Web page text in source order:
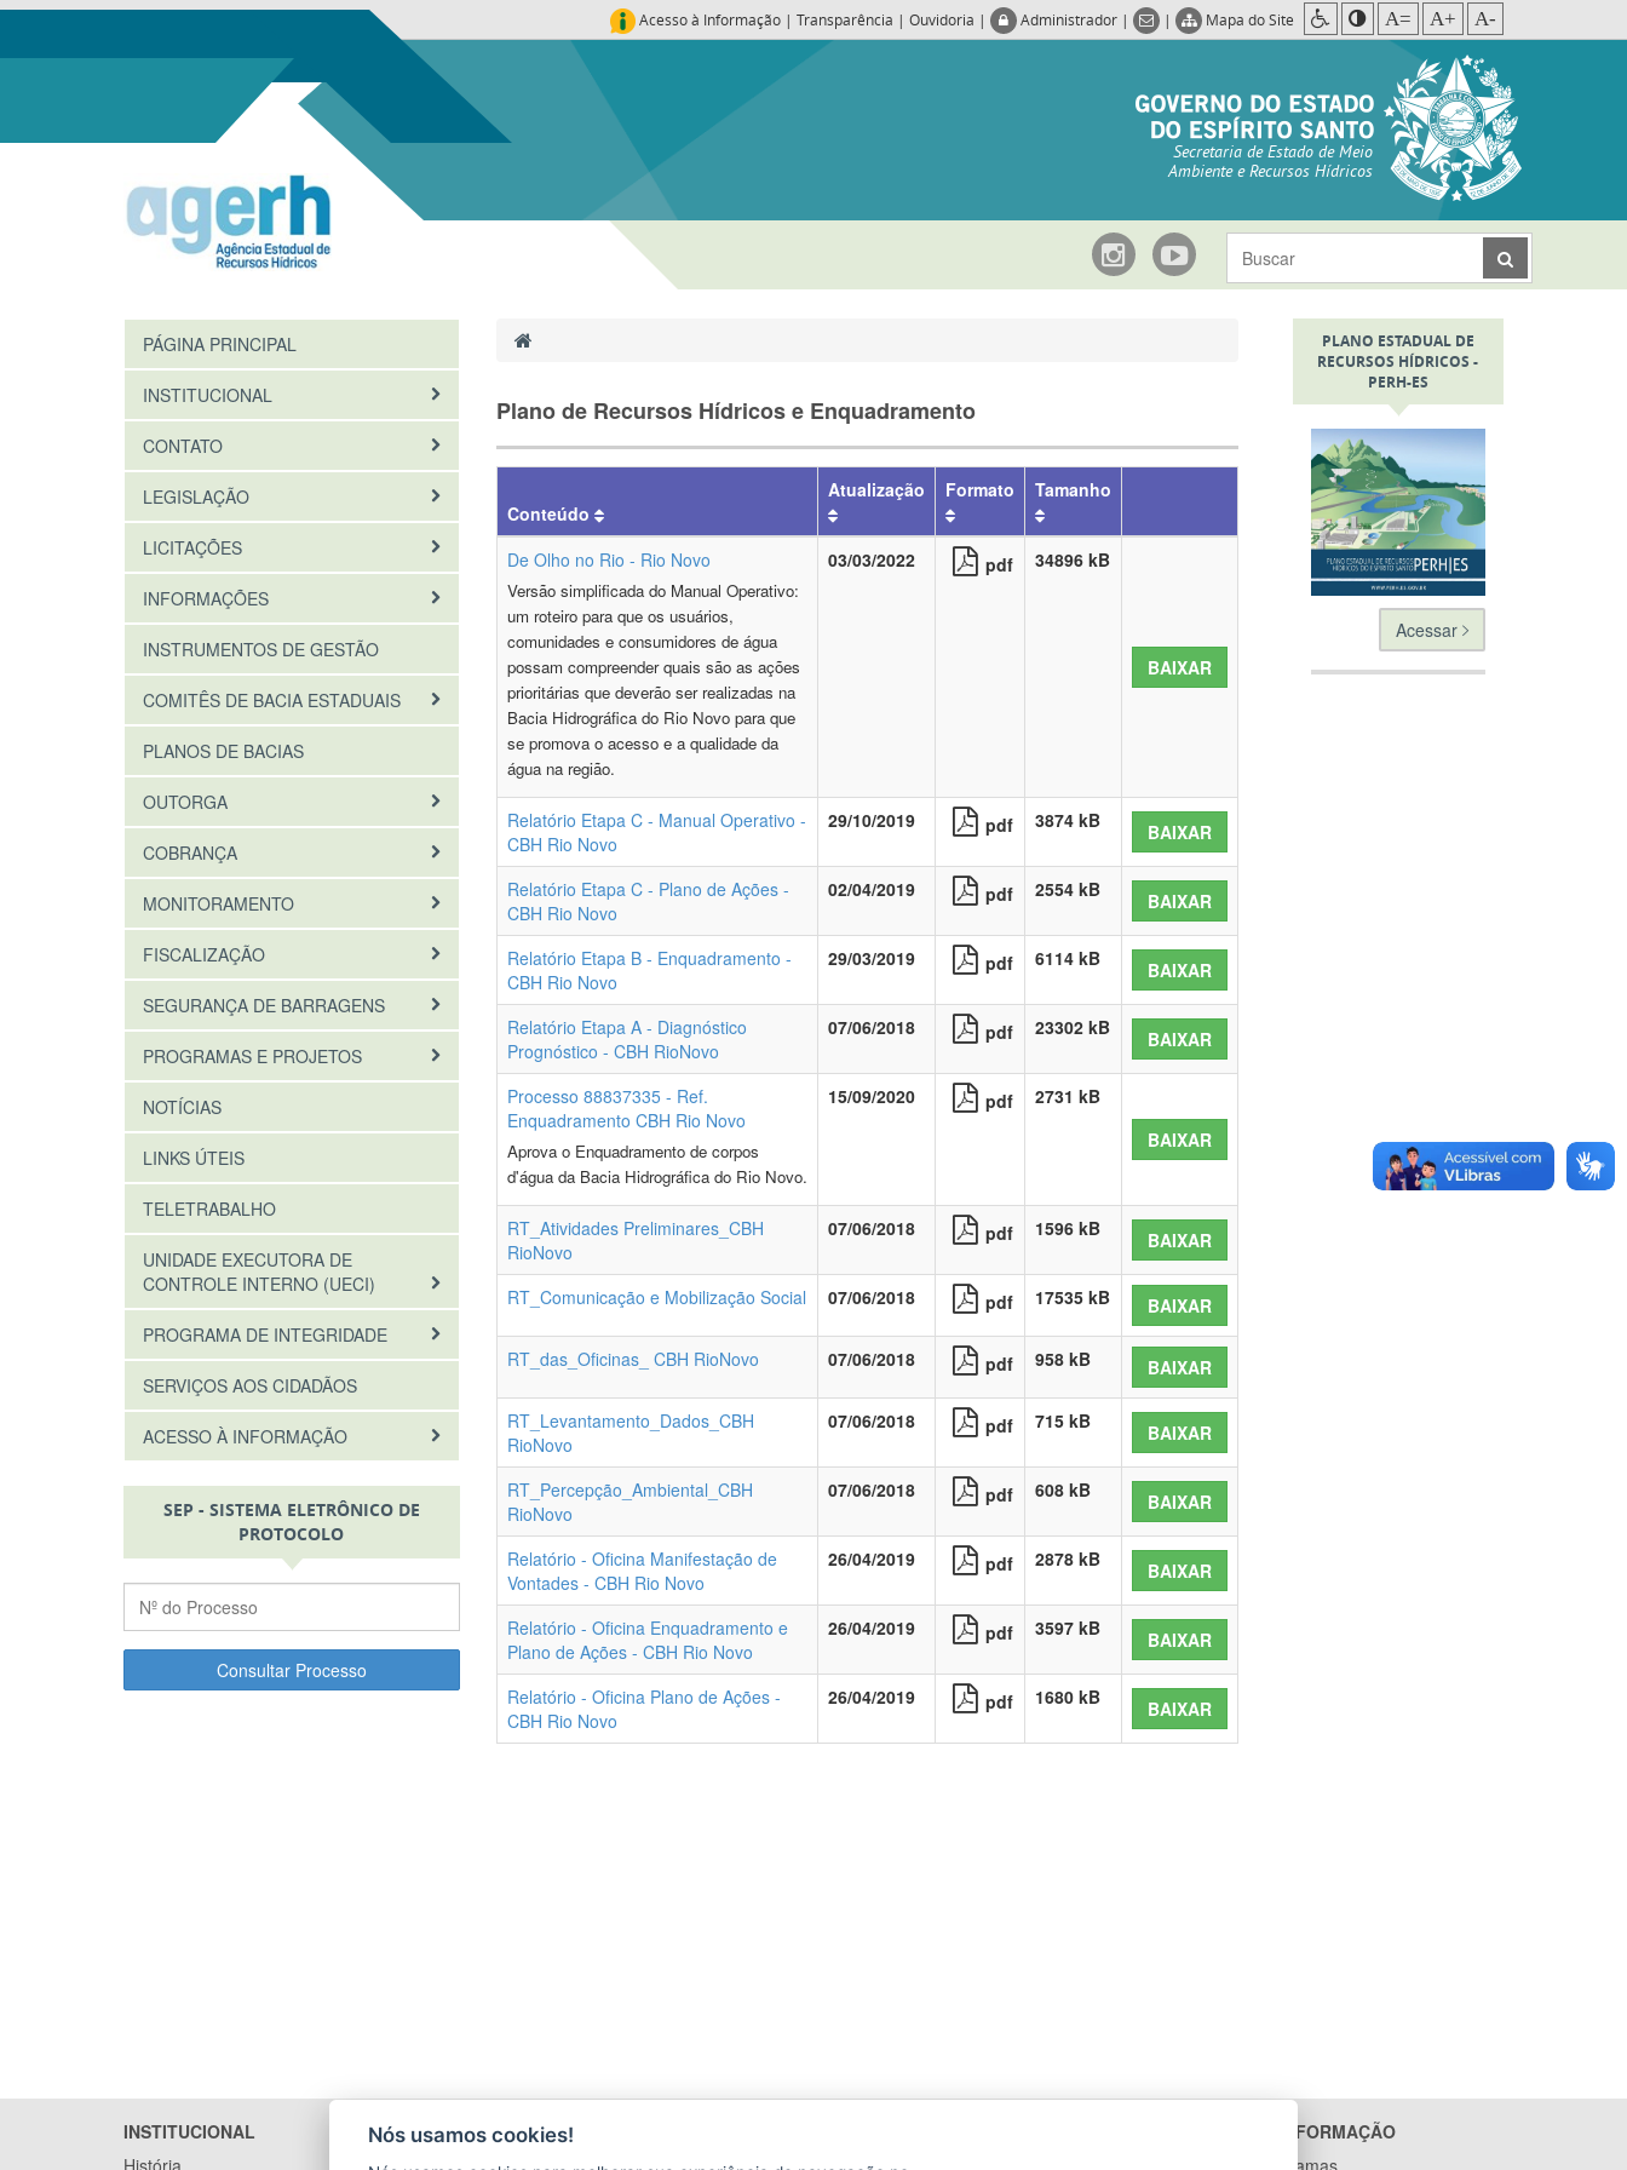
Acesso à Informação | Transparência | Ouvidoria | Administrador | | Mapa do Site A= A+ A-
Secretaria de Estado de Meio
Ambiente e Recursos Hídricos
PÁGINA PRINCIPAL
INSTITUCIONAL
CONTATO
LEGISLAÇÃO
LICITAÇÕES
INFORMAÇÕES
INSTRUMENTOS DE GESTÃO
COMITÊS DE BACIA ESTADUAIS
PLANOS DE BACIAS
OUTORGA
COBRANÇA
MONITORAMENTO
FISCALIZAÇÃO
SEGURANÇA DE BARRAGENS
PROGRAMAS E PROJETOS
NOTÍCIAS
LINKS ÚTEIS
TELETRABALHO
UNIDADE EXECUTORA DE
CONTROLE INTERNO (UECI)
PROGRAMA DE INTEGRIDADE
SERVIÇOS AOS CIDADÃOS
ACESSO À INFORMAÇÃO
SEP - SISTEMA ELETRÔNICO DE
PROTOCOLO
Consultar Processo
Plano de Recursos Hídricos e Enquadramento
Conteúdo
Atualização Formato Tamanho
De Olho no Rio - Rio Novo
Versão simplificada do Manual Operativo:
um roteiro para que os usuários,
comunidades e consumidores de água
possam compreender quais são as ações
prioritárias que deverão ser realizadas na
Bacia Hidrográfica do Rio Novo para que
se promova o acesso e a qualidade da
água na região.
03/03/2022 pdf 34896 kB
BAIXAR
Relatório Etapa C - Manual Operativo -
CBH Rio Novo
29/10/2019 pdf 3874 kB BAIXAR
Relatório Etapa C - Plano de Ações -
CBH Rio Novo
02/04/2019 pdf 2554 kB BAIXAR
Relatório Etapa B - Enquadramento -
CBH Rio Novo
29/03/2019 pdf 6114 kB BAIXAR
Relatório Etapa A - Diagnóstico
Prognóstico - CBH RioNovo
07/06/2018 pdf 23302 kB BAIXAR
Processo 88837335 - Ref.
Enquadramento CBH Rio Novo
Aprova o Enquadramento de corpos
d'água da Bacia Hidrográfica do Rio Novo.
15/09/2020 pdf
2731 kB
BAIXAR
RT_Atividades Preliminares_CBH
RioNovo
07/06/2018 pdf 1596 kB BAIXAR
RT_Comunicação e Mobilização Social 07/06/2018 pdf 17535 kB BAIXAR
RT_das_Oficinas_ CBH RioNovo 07/06/2018 pdf 958 kB BAIXAR
RT_Levantamento_Dados_CBH
RioNovo
07/06/2018 pdf 715 kB BAIXAR
RT_Percepção_Ambiental_CBH
RioNovo
07/06/2018 pdf 608 kB BAIXAR
Relatório - Oficina Manifestação de
Vontades - CBH Rio Novo
26/04/2019 pdf 2878 kB BAIXAR
Relatório - Oficina Enquadramento e
Plano de Ações - CBH Rio Novo
26/04/2019 pdf 3597 kB BAIXAR
Relatório - Oficina Plano de Ações -
CBH Rio Novo
26/04/2019 pdf 1680 kB BAIXAR
PLANO ESTADUAL DE
RECURSOS HÍDRICOS -
PERH-ES
Acessar
INSTITUCIONAL
História
LICITAÇÕES
Arquivo
ACESSO À INFORMAÇÃO
Ações e Programas
Nós usamos cookies!